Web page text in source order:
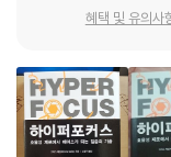
스마트 기기와 너무 다
체적인 전략으로 즐겁게
이 책은 주의를 방해하
특히 요즘 주목받고 있
자는 멀티태스킹의 효
혜택 및 유의사